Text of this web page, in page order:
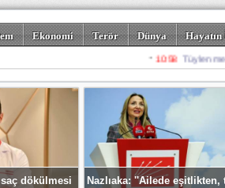
Ekonomi Terör Dünya
Spor Misafir
dökülmesi
Nazlıaka: ''Ailede eşitlikten,